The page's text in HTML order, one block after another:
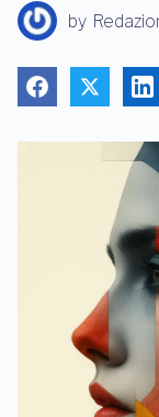
t
o
by